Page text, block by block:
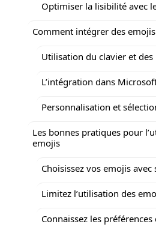
Optimiser la lisibilité avec
Comment intégrer des
Utilisation du clavier et des
L’intégration dans
Personnalisation et
Les bonnes pratiques pour
emojis
Choisissez vos emojis avec
Limitez l’utilisation des
Connaissez les